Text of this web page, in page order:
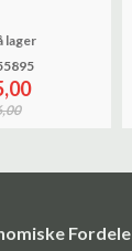
lager
Fordele